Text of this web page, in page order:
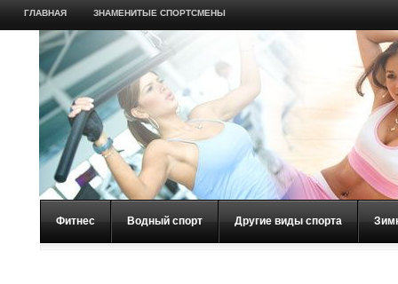
ГЛАВНАЯ ЗНАМЕНИТЫЕ СПОРТСМЕНЫ
Фитнес Водный спорт Другие виды спорта